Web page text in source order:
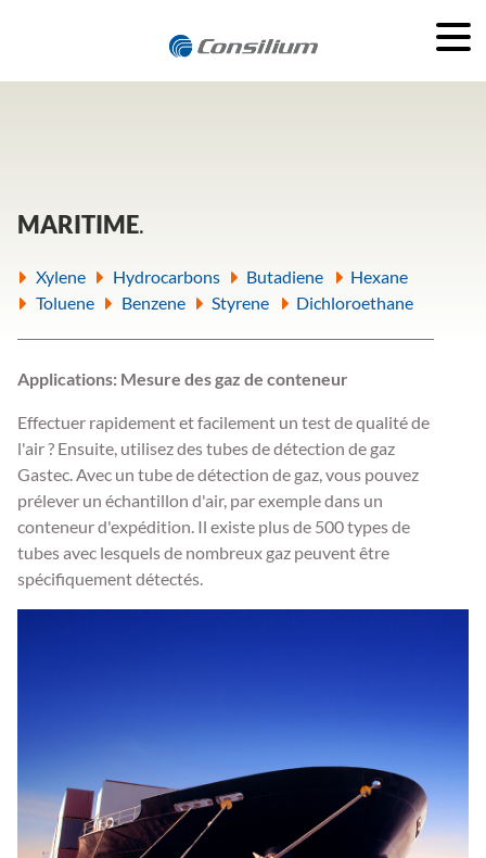
MARITIME
Xylene Hydrocarbons Butadiene
Hexane
Toluene
Benzene Styrene Dichloroethane
Applications: Mesure des gaz de conteneur
Effectuer rapidement et facilement un test de qualité de
l'air ? Ensuite, utilisez des tubes de détection de gaz
Gastec. Avec un tube de détection de gaz, vous pouvez
prélever un échantillon d'air, par exemple dans un
conteneur d'expédition. Il existe plus de 500 types de
tubes avec lesquels de nombreux gaz peuvent être
spécifiquement détectés.